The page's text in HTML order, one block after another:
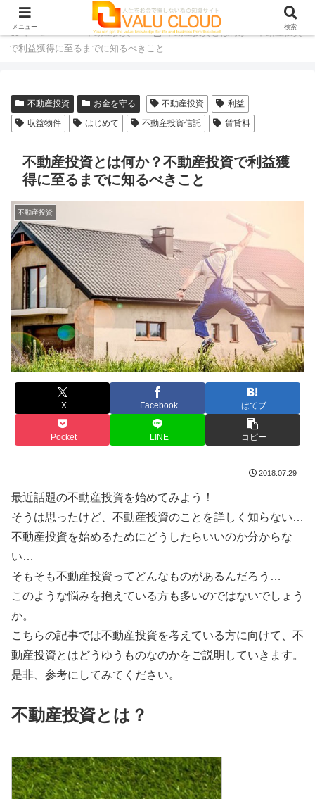
ホーム 不動産投資
不動産投資とは何か？不動産投資
で利益獲得に至るまでに知るべきこと
不動産投資 お金を守る 不動産投資
利益
収益物件
はじめて 不動産投資信託 賃貸料
不動産投資とは何か？不動産投資で利益獲
得に至るまでに知るべきこと
不動産投資
X Facebook はてブ
Pocket LINE コピー
2018.07.29
最近話題の不動産投資を始めてみよう！
そうは思ったけど、不動産投資のことを詳しく知らない…
不動産投資を始めるためにどうしたらいいのか分からな
い…
そもそも不動産投資ってどんなものがあるんだろう…
このような悩みを抱えている方も多いのではないでしょう
か。
こちらの記事では不動産投資を考えている方に向けて、不
動産投資とはどうゆうものなのかをご説明していきます。
是非、参考にしてみてください。
不動産投資とは？
メニュー 検索